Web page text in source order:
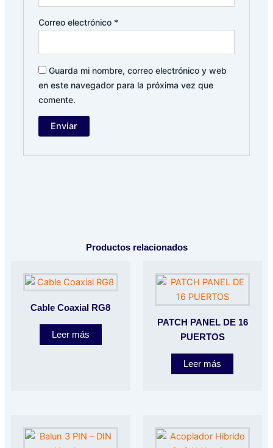
Correo electrónico *
Guarda mi nombre, correo electrónico y web
en este navegador para la próxima vez que
comente.
Productos relacionados
Cable Coaxial RG8
Leer más
PATCH PANEL DE 16
PUERTOS
Leer más